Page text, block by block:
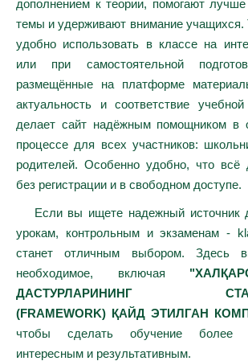
дополнением к теории, помогают
темы и удерживают внимание учащихся.
удобно использовать в классе на
или при самостоятельной
размещённые на платформе
актуальность и соответствие
делает сайт надёжным помощником в
процессе для всех участников:
родителей. Особенно удобно, что всё
без регистрации и в свободном доступе.
Если вы ищете надежный источник
урокам, контрольным и экзаменам -
станет отличным выбором. Здесь
необходимое, включая
ДАСТУРЛАРИНИНГ
(FRAMEWORK) ҚАЙД ЭТИЛГАН
чтобы сделать обучение более
интересным и результативным.